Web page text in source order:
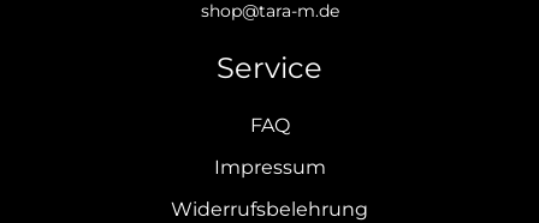
shop@tara-m.de
Service
FAQ
Impressum
Widerrufsbelehrung